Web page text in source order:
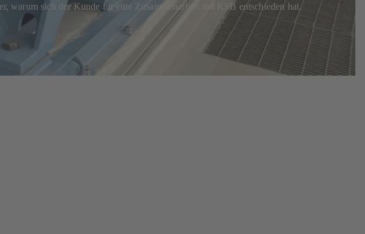
warum sich der Kunde für eine Zusammenarbeit mit KSB entschieden hat.